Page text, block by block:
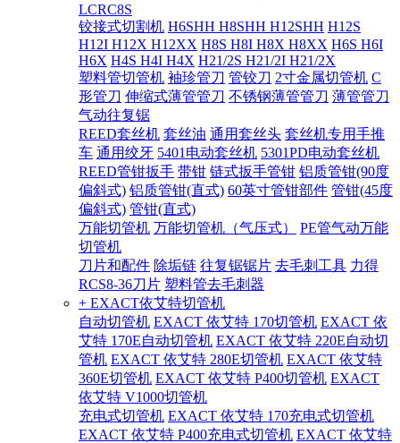
LCRC8S
铰接式切割机 H6SHH H8SHH H12SHH H12S
H12I H12X H12XX H8S H8I H8X H8XX H6S H6I
H6X H4S H4I H4X H21/2S H21/2I H21/2X
塑料管切管机 袖珍管刀 管铰刀 2寸金属切管机 C
形管刀 伸缩式薄管管刀 不锈钢薄管管刀 薄管管刀
气动往复锯
REED套丝机 套丝油 通用套丝头 套丝机专用手推
车 通用绞牙 5401电动套丝机 5301PD电动套丝机
REED管钳扳手 带钳 链式扳手管钳 铝质管钳(90度
偏斜式) 铝质管钳(直式) 60英寸管钳部件 管钳(45度
偏斜式) 管钳(直式)
万能切管机 万能切管机（气压式）
PE管气动万能
切管机
刀片和配件 除垢链 往复锯锯片 去毛刺工具 力得
RCS8-36刀片 塑料管去毛刺器
+ EXACT依艾特切管机
自动切管机 EXACT 依艾特 170切管机 EXACT 依
艾特 170E自动切管机 EXACT 依艾特 220E自动切
管机 EXACT 依艾特 280E切管机 EXACT 依艾特
360E切管机 EXACT 依艾特 P400切管机 EXACT
依艾特 V1000切管机
充电式切管机 EXACT 依艾特 170充电式切管机
EXACT 依艾特 P400充电式切管机 EXACT 依艾特